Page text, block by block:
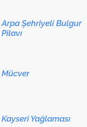
Arpa Şehriyeli Bulgur
Pilavı
Mücver
Kayseri Yağlaması